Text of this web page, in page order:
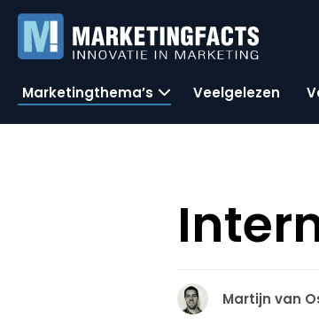
Marketingthema’s Veelgelezen
Martijn van